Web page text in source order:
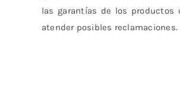
las garantías de los productos
atender posibles reclamaciones.